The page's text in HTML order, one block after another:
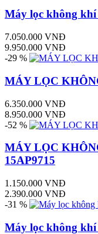
Máy lọc không
7.050.000 VNĐ
9.950.000 VNĐ
-29 %
MÁY LỌC
6.350.000 VNĐ
8.950.000 VNĐ
-52 %
MÁY LỌC
15AP9715
1.150.000 VNĐ
2.390.000 VNĐ
-31 %
Máy lọc không